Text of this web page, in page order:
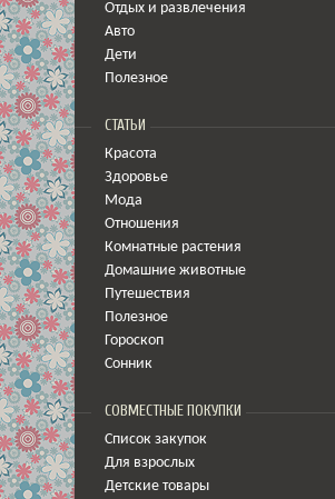
Отдых и развлечения
Авто
Дети
Полезное
СТАТЬИ
Красота
Здоровье
Мода
Отношения
Комнатные растения
Домашние животные
Путешествия
Полезное
Гороскоп
Сонник
СОВМЕСТНЫЕ ПОКУПКИ
Список закупок
Для взрослых
Детские товары